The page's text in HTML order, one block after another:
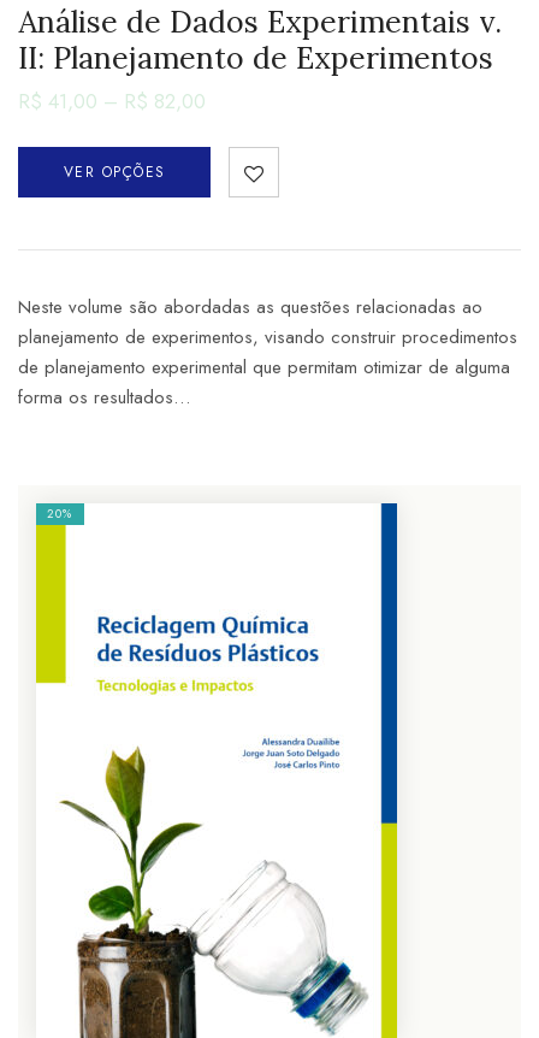
Análise de Dados Experimentais v.
II: Planejamento de Experimentos
R$ 41,00 – R$ 82,00
VER OPÇÕES
Neste volume são abordadas as questões relacionadas ao
planejamento de experimentos, visando construir procedimentos
de planejamento experimental que permitam otimizar de alguma
forma os resultados…
20%